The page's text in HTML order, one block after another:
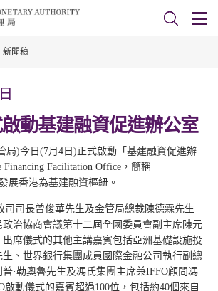
新聞稿
動基建融資促進辦公室
局)今日(7月4日)正式啟動「基建融資促進辦
Financing Facilitation Office，簡稱
展香港為基建融資樞紐。
司司長曾俊華先生及金管局總裁陳德霖先生
治協商會議第十二屆全國委員會副主席陳元
席儀式的其他主講嘉賓包括亞洲基礎設施投
、世界銀行集團成員國際金融公司執行副總
·勒奧魯先生及馮氏集團主席兼IFFO顧問馮
啟動儀式的嘉賓超過100位，包括約40個來自